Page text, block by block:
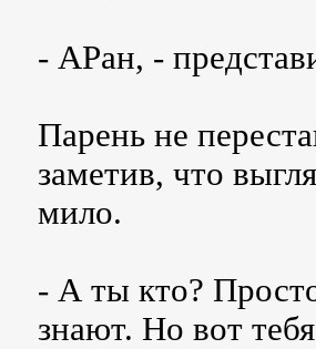
- АРан, -
Парень не
заметив, что
мило.
- А ты кто?
знают. Но вот